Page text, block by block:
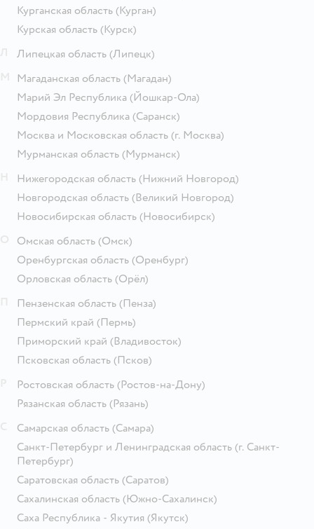
Курганская область (Курган)
Курская область (Курск)
Липецкая область (Липецк)
Магаданская область (Магадан)
Марий Эл Республика (Йошкар-Ола)
Мордовия Республика (Саранск)
Москва и Московская область (г. Москва)
Мурманская область (Мурманск)
Нижегородская область (Нижний Новгород)
Новгородская область (Великий Новгород)
Новосибирская область (Новосибирск)
Омская область (Омск)
Оренбургская область (Оренбург)
Орловская область (Орёл)
Пензенская область (Пенза)
Пермский край (Пермь)
Приморский край (Владивосток)
Псковская область (Псков)
Ростовская область (Ростов-на-Дону)
Рязанская область (Рязань)
Самарская область (Самара)
Санкт-Петербург и Ленинградская область (г. Санкт-
Петербург)
Саратовская область (Саратов)
Сахалинская область (Южно-Сахалинск)
Саха Республика - Якутия (Якутск)